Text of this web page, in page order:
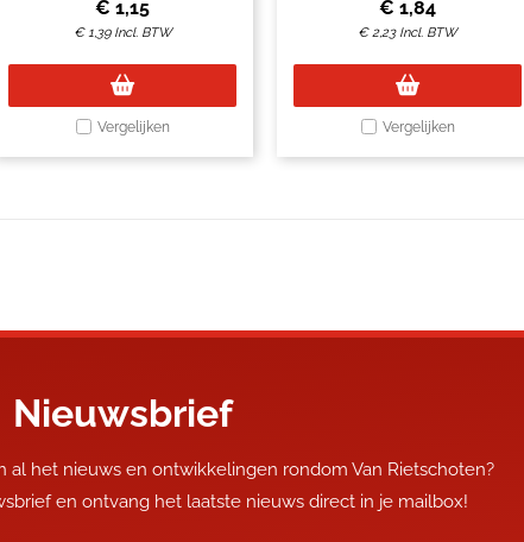
€ 1,15
€1,39 Incl. BTW
Vergelijken
€ 1,84
€2,23 Incl. BTW
Vergelijken
Nieuwsbrief
al het nieuws en ontwikkelingen rondom Van Rietschoten?
en ontvang het laatste nieuws direct in je mailbox!